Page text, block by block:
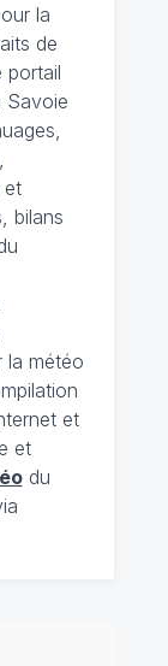
la
de
portail
Savoie
et
bilans
la météo
et
et
du